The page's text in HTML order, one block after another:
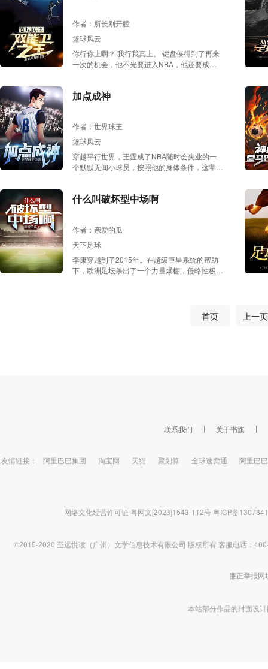
作者：所长别开腔
篮球风云
你行你上啊？ 我行我真上。 键盘侠得到了再来
一次的机会，他不光要进入NBA，他还要成为
球！汤普森？咱比比运球！哈登？咱比比防守！
加点成神
作者：世界球王
篮球风云
穿越平行世界，王霆成了NBA随时会失业的一
个默默无闻小球员，按照他的身体条件，这辈子
通过加点增强自己的各方面实力，于是，一代球
什么叫破坏型中场啊
作者：亲爱的瓜
天下足球
李康穿越到了2015年。在超级巨星系统的帮助
下，欧洲足坛杀出了一个力量爆棚，侵略性极强
西:“...”C罗:“...”瓜迪奥拉:“...”穆里尼奥:“...”巴洛特
利:“一群蠢蛋，你们为什么在比划着手语？李康
首页 上一页
联系我们 关于书旗
友情链接： 阿里巴巴集团 淘宝网 天猫 聚划算 全球速卖通 阿里巴
网络文化经营许可证 粤网文[2023]1543-112号粤ICP备
©2015-2020 至远悦读（广州）文学信息技术有限公司 版权所有 客服电话：
廉正举报
本站部分作品的封面设